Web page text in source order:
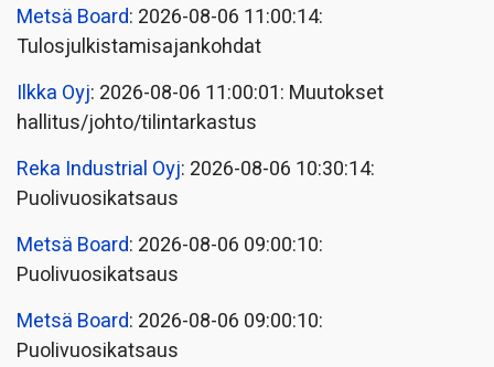
Metsä Board: 2026-08-06 11:00:14:
Tulosjulkistamisajankohdat
Ilkka Oyj: 2026-08-06 11:00:01: Muutokset
hallitus/johto/tilintarkastus
Reka Industrial Oyj: 2026-08-06 10:30:14:
Puolivuosikatsaus
Metsä Board: 2026-08-06 09:00:10:
Puolivuosikatsaus
Metsä Board: 2026-08-06 09:00:10:
Puolivuosikatsaus